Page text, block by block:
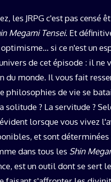
les JRPG c'est pas censé
Megami Tensei. Et
si ce n'est un
de cet épisode : il
du monde. Il vous fait
philosophies de vie se
solitude ? La servitude ?
lorsque vous vivez
et sont
dans tous les Shin
est un outil dont se sert